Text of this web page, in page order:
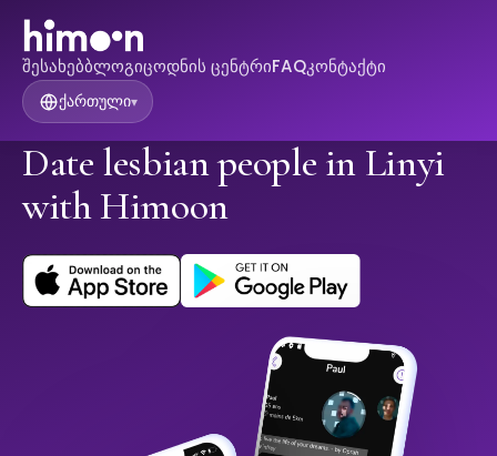
შესახებბლოგიცოდნის ცენტრიFAQკონტაქტი
ქართული▾
Date lesbian people in Linyi
with Himoon